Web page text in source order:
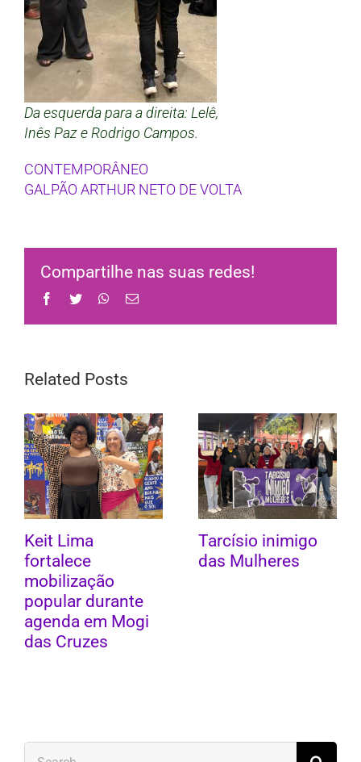
Da esquerda para a direita: Lelê,
Inês Paz e Rodrigo Campos.
CONTEMPORÂNEO
GALPÃO ARTHUR NETO DE VOLTA
Compartilhe nas suas redes!
Facebook
Twitter WhatsApp
Email
Related Posts
Keit Lima
fortalece
mobilização
popular durante
agenda em Mogi
das Cruzes
Tarcísio inimigo
das Mulheres